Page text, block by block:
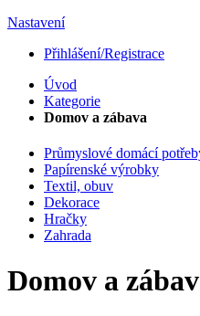
Nastavení
Přihlášení/Registrace
Úvod
Kategorie
Domov a zábava
Průmyslové domácí
Papírenské výrobky
Textil, obuv
Dekorace
Hračky
Zahrada
Domov a